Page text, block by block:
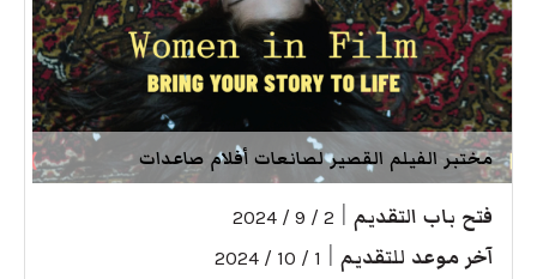
مختبر الفيلم القصير لصانعات أفلام صاعدات
فتح باب التقديم 2 / 9 / 2024
آخر موعد للتقديم 1 / 10 / 2024